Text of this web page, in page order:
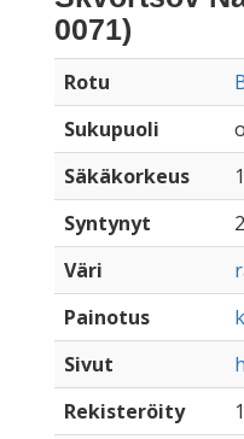
0071)
Rotu
Sukupuoli
Säkäkorkeus
Syntynyt
Väri
Painotus
Sivut
Rekisteröity